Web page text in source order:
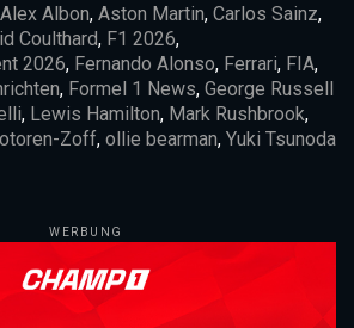
Alex Albon, Aston Martin, Carlos Sainz,
Coulthard, F1 2026,
2026, Fernando Alonso, Ferrari, FIA,
, Formel 1 News, George Russell
, Lewis Hamilton, Mark Rushbrook,
Zoff, ollie bearman, Yuki Tsunoda
WERBUNG